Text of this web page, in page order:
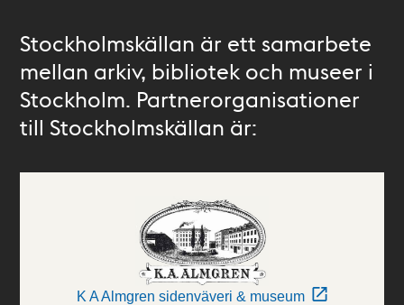
Stockholmskällan är ett samarbete
mellan arkiv, bibliotek och museer i
Stockholm. Partnerorganisationer
till Stockholmskällan är:
K A Almgren sidenväveri & museum